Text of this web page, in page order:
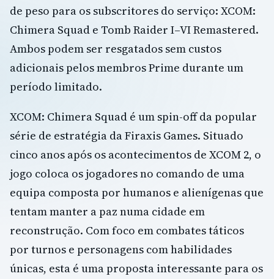
de peso para os subscritores do serviço: XCOM:
Chimera Squad e Tomb Raider I–VI Remastered.
Ambos podem ser resgatados sem custos
adicionais pelos membros Prime durante um
período limitado.
XCOM: Chimera Squad é um spin-off da popular
série de estratégia da Firaxis Games. Situado
cinco anos após os acontecimentos de XCOM 2, o
jogo coloca os jogadores no comando de uma
equipa composta por humanos e alienígenas que
tentam manter a paz numa cidade em
reconstrução. Com foco em combates táticos
por turnos e personagens com habilidades
únicas, esta é uma proposta interessante para os